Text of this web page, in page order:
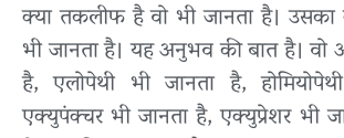
क्या तकलीफ है वो भी जानता है। उसका
भी जानता है। यह अनुभव की बात है। वो
है, एलोपेथी भी जानता है,
एक्युपंक्चर भी जानता है, एक्युप्रेशर भी